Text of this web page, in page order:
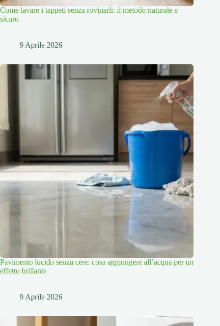
Come lavare i tappeti senza rovinarli: il metodo naturale e
sicuro
9 Aprile 2026
Pavimento lucido senza cere: cosa aggiungere all’acqua per un
effetto brillante
9 Aprile 2026